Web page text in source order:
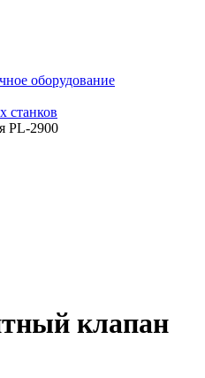
оборудование
станков
PL-2900
клапан